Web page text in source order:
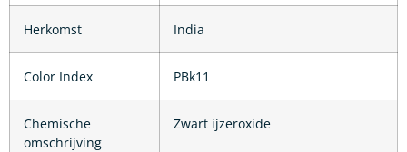
Herkomst India
Color Index PBk11
Chemische
omschrijving
Zwart ijzeroxide